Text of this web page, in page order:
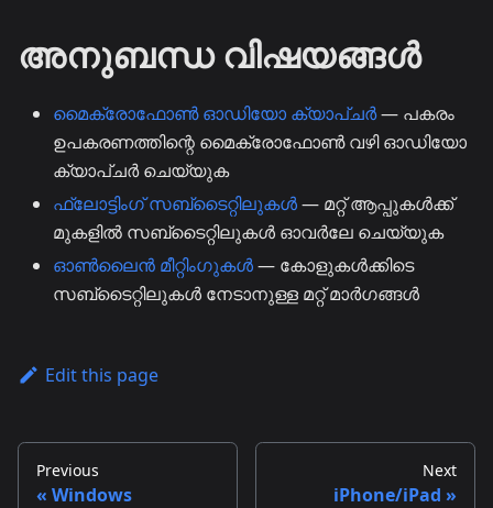
അനുബന്ധ വിഷയങ്ങൾ
മൈക്രോഫോൺ ഓഡിയോ ക്യാപ്ചർ— പകരം
ഉപകരണത്തിന്റെ മൈക്രോഫോൺ വഴി ഓഡിയോ
ക്യാപ്ചർ ചെയ്യുക
ഫ്ലോട്ടിംഗ് സബ്‌ടൈറ്റിലുകൾ— മറ്റ് ആപ്പുകൾക്ക്
മുകളിൽ സബ്‌ടൈറ്റിലുകൾ ഓവർലേ ചെയ്യുക
ഓൺലൈൻ മീറ്റിംഗുകൾ— കോളുകൾക്കിടെ
സബ്‌ടൈറ്റിലുകൾ നേടാനുള്ള മറ്റ് മാർഗങ്ങൾ
Edit this page
Previous
Windows
Next
iPhone/iPad